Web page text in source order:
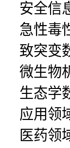
安全信
急性毒
致突变
微生物
生态学
应用领
医药领